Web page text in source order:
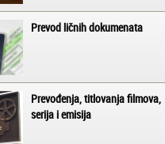
Prevod ličnih dokumenata
Prevođenja, titlovanja filmova,
serija i emisija